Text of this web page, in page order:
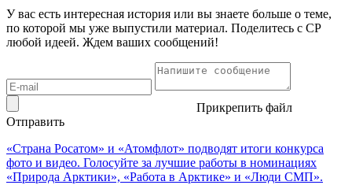
У вас есть интересная история или вы знаете больше о теме,
по которой мы уже выпустили материал. Поделитесь с СР
любой идеей. Ждем ваших сообщений!
Прикрепить файл
Отправить
«Страна Росатом» и «Атомфлот» подводят итоги конкурса
фото и видео. Голосуйте за лучшие работы в номинациях
«Природа Арктики», «Работа в Арктике» и «Люди СМП».